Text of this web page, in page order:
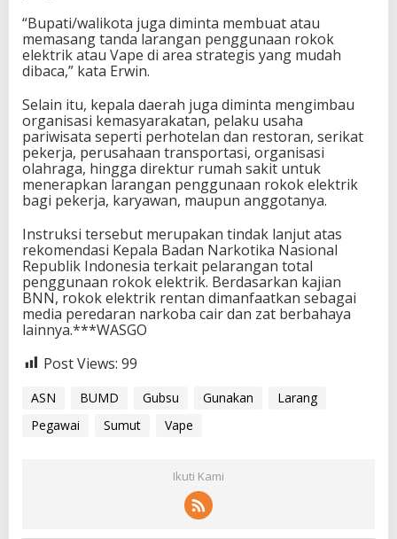
“Bupati/walikota juga diminta membuat atau
memasang tanda larangan penggunaan rokok
elektrik atau Vape di area strategis yang mudah
dibaca,” kata Erwin.
Selain itu, kepala daerah juga diminta mengimbau
organisasi kemasyarakatan, pelaku usaha
pariwisata seperti perhotelan dan restoran, serikat
pekerja, perusahaan transportasi, organisasi
olahraga, hingga direktur rumah sakit untuk
menerapkan larangan penggunaan rokok elektrik
bagi pekerja, karyawan, maupun anggotanya.
Instruksi tersebut merupakan tindak lanjut atas
rekomendasi Kepala Badan Narkotika Nasional
Republik Indonesia terkait pelarangan total
penggunaan rokok elektrik. Berdasarkan kajian
BNN, rokok elektrik rentan dimanfaatkan sebagai
media peredaran narkoba cair dan zat berbahaya
lainnya.***WASGO
Post Views: 99
ASN BUMD Gubsu Gunakan
Larang
Pegawai
Sumut Vape
Ikuti Kami